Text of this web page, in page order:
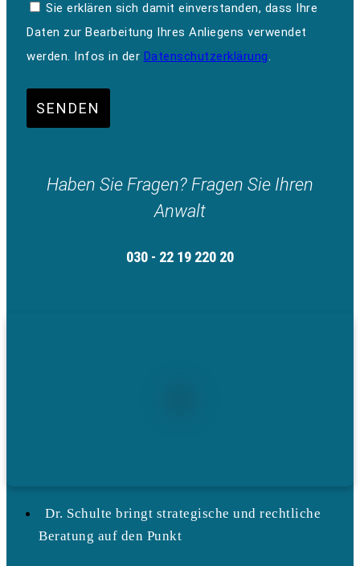
Sie erklären sich damit einverstanden, dass Ihre
Daten zur Bearbeitung Ihres Anliegens verwendet
werden. Infos in der Datenschutzerklärung.
SENDEN
Haben Sie Fragen? Fragen Sie Ihren
Anwalt
030 - 22 19 220 20
Dr. Schulte bringt strategische und rechtliche
Beratung auf den Punkt